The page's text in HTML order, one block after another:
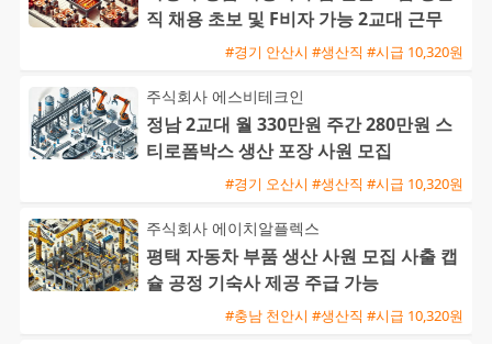
직 채용 초보 및 F비자 가능 2교대 근무
#경기 안산시 #생산직 #시급 10,320원
주식회사 에스비테크인
정남 2교대 월 330만원 주간 280만원 스
티로폼박스 생산 포장 사원 모집
#경기 오산시 #생산직 #시급 10,320원
주식회사 에이치알플렉스
평택 자동차 부품 생산 사원 모집 사출 캡
슐 공정 기숙사 제공 주급 가능
#충남 천안시 #생산직 #시급 10,320원